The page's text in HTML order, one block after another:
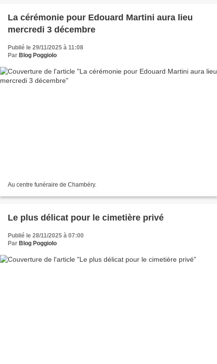
La cérémonie pour Edouard Martini aura lieu
mercredi 3 décembre
Publié le 29/11/2025 à 11:08
Par Blog Poggiolo
Au centre funéraire de Chambéry.
Le plus délicat pour le cimetière privé
Publié le 28/11/2025 à 07:00
Par Blog Poggiolo